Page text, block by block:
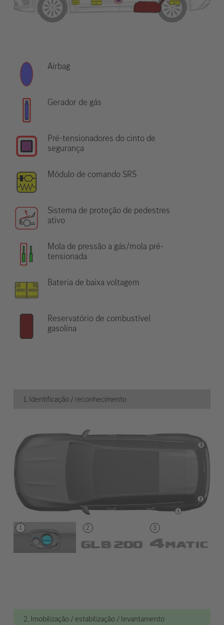
Airbag
Gerador de gás
Pré-tensionadores do cinto de
segurança
Módulo de comando SRS
Sistema de proteção de pedestres
ativo
Mola de pressão a gás/mola pré-
tensionada
Bateria de baixa voltagem
Reservatório de combustível
gasolina
1. Identificação / reconhecimento
2. Imobilização / estabilização / levantamento